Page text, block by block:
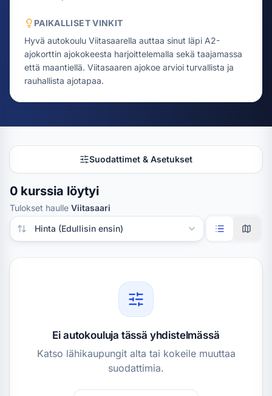
PAIKALLISET VINKIT
Hyvä autokoulu Viitasaarella auttaa sinut läpi A2-
ajokorttin ajokokeesta harjoittelemalla sekä taajamassa
että maantiellä. Viitasaaren ajokoe arvioi turvallista ja
rauhallista ajotapaa.
Suodattimet & Asetukset
0 kurssia löytyi
Tulokset haulle Viitasaari
Järjestä tulokset
Ei autokouluja tässä yhdistelmässä
Katso lähikaupungit alta tai kokeile muuttaa
suodattimia.